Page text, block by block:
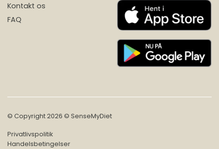
Kontakt os
FAQ
© Copyright 2026 © SenseMyDiet
Privatlivspolitik
Handelsbetingelser